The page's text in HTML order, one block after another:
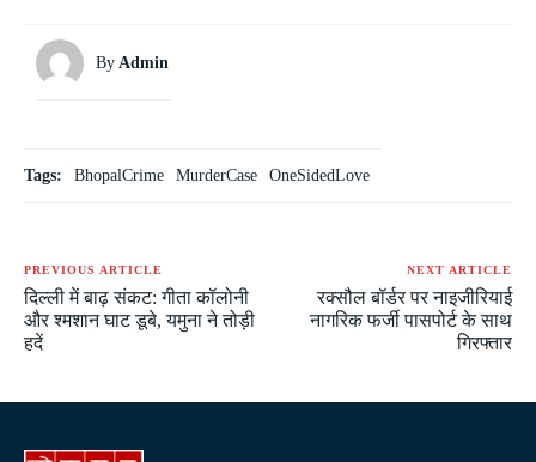
By Admin
Tags: BhopalCrime MurderCase OneSidedLove
PREVIOUS ARTICLE
दिल्ली में बाढ़ संकट: गीता कॉलोनी
और श्मशान घाट डूबे, यमुना ने तोड़ी
हदें
NEXT ARTICLE
रक्सौल बॉर्डर पर नाइजीरियाई
नागरिक फर्जी पासपोर्ट के साथ
गिरफ्तार